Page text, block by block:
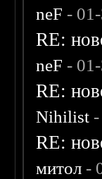
neF -
RE:
neF -
RE:
Nihilist
RE:
митол -